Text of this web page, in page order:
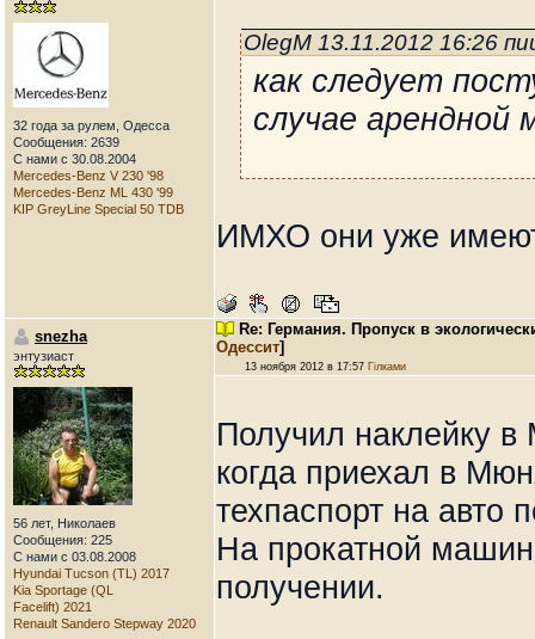
32 года за рулем, Одесса
Сообщения: 2639
С нами с 30.08.2004
Mercedes-Benz V 230 '98
Mercedes-Benz ML 430 '99
KIP GreyLine Special 50 TDB
OlegM 13.11.2012 16:26
как следует
случае арендной
ИМХО они уже
snezha
энтузиаст
56 лет, Николаев
Сообщения: 225
С нами с 03.08.2008
Hyundai Tucson (TL) 2017
Kia Sportage (QL
Facelift) 2021
Renault Sandero Stepway 2020
Re: Германия. Пропуск в
Одессит]
13 ноября 2012 в 17:57 Гілками
Получил наклейку в
когда приехал в
техпаспорт на авто
На прокатной
получении.